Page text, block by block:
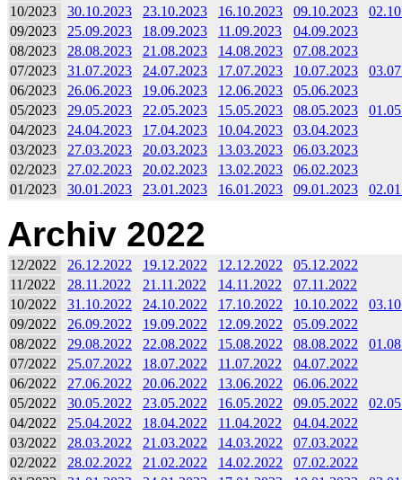
10/2023
30.10.2023 23.10.2023 16.10.2023 09.10.2023
09/2023
25.09.2023 18.09.2023 11.09.2023
04.09.2023
08/2023
28.08.2023 21.08.2023 14.08.2023
07.08.2023
07/2023
31.07.2023 24.07.2023 17.07.2023 10.07.2023
06/2023
26.06.2023 19.06.2023 12.06.2023
05.06.2023
05/2023
29.05.2023 22.05.2023 15.05.2023 08.05.2023
04/2023
24.04.2023 17.04.2023 10.04.2023
03.04.2023
03/2023
27.03.2023 20.03.2023 13.03.2023
06.03.2023
02/2023
27.02.2023 20.02.2023 13.02.2023
06.02.2023
01/2023
30.01.2023 23.01.2023 16.01.2023 09.01.2023
Archiv 2022
12/2022 26.12.2022 19.12.2022 12.12.2022
05.12.2022
11/2022
28.11.2022 21.11.2022 14.11.2022
07.11.2022
10/2022
31.10.2022 24.10.2022 17.10.2022 10.10.2022
09/2022
26.09.2022 19.09.2022 12.09.2022
05.09.2022
08/2022
29.08.2022 22.08.2022 15.08.2022 08.08.2022
07/2022
25.07.2022 18.07.2022 11.07.2022
04.07.2022
06/2022
27.06.2022 20.06.2022 13.06.2022
06.06.2022
05/2022
30.05.2022 23.05.2022 16.05.2022 09.05.2022
04/2022
25.04.2022 18.04.2022 11.04.2022
04.04.2022
03/2022
28.03.2022 21.03.2022 14.03.2022
07.03.2022
02/2022
28.02.2022 21.02.2022 14.02.2022
07.02.2022